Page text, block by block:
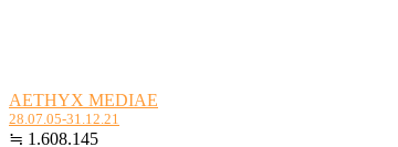
AETHYX MEDIAE
28.07.05-31.12.21
≒ 1.608.145